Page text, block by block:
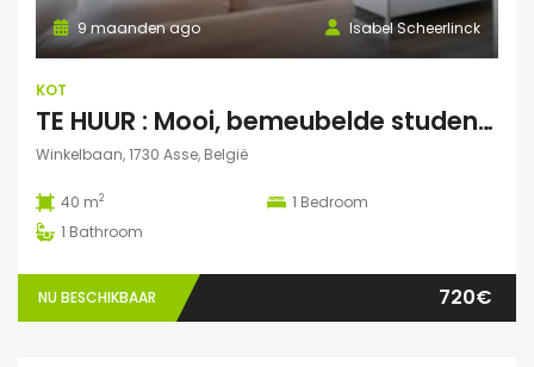
Isabel Scheerlinck
9 maanden ago
KOT
TE HUUR : Mooi, bemeubelde studentenstudio te Asse
Winkelbaan, 1730 Asse, België
40 m2 1 Bedroom
1 Bathroom
NU BESCHIKBAAR 720€